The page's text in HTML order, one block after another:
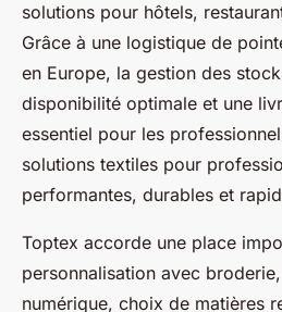
solutions pour hôtels,
Grâce à une logistique de
en Europe, la gestion des
disponibilité optimale et une
essentiel pour les
solutions textiles pour
performantes, durables et
Toptex accorde une place
personnalisation avec
numérique, choix de matières